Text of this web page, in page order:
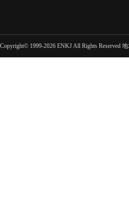
Copyright© 1999-2026 ENKJ All Rights